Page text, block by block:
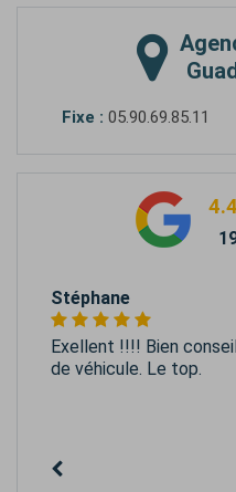
Fixe : 05.90.69.85.11
4.4
Stéphane
Exellent !!!! Bien
de véhicule. Le top.